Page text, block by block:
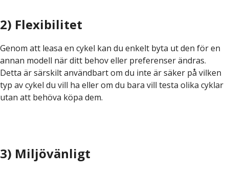
2) Flexibilitet
Genom att leasa en cykel kan du enkelt byta ut den för en
annan modell när ditt behov eller preferenser ändras.
Detta är särskilt användbart om du inte är säker på vilken
typ av cykel du vill ha eller om du bara vill testa olika cyklar
utan att behöva köpa dem.
3) Miljövänligt